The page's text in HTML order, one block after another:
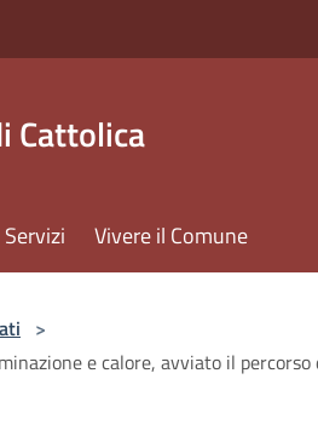
Cattolica
Servizi Vivere il Comune
>
e calore, avviato il